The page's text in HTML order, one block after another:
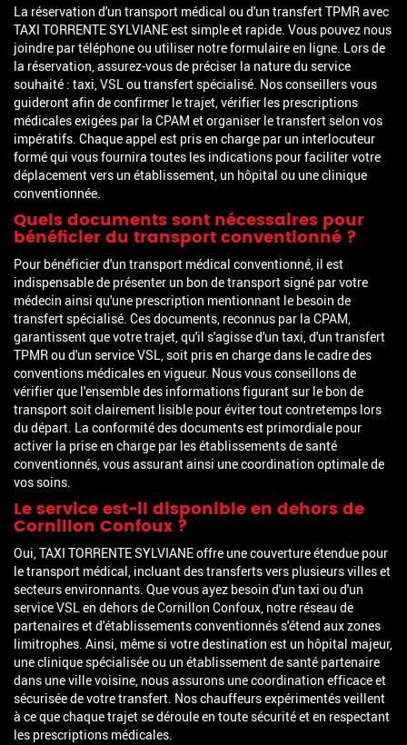
La réservation d'un transport médical ou d'un transfert TPMR avec
TAXI TORRENTE SYLVIANE est simple et rapide. Vous pouvez nous
joindre par téléphone ou utiliser notre formulaire en ligne. Lors de
la réservation, assurez-vous de préciser la nature du service
souhaité : taxi, VSL ou transfert spécialisé. Nos conseillers vous
guideront afin de confirmer le trajet, vérifier les prescriptions
médicales exigées par la CPAM et organiser le transfert selon vos
impératifs. Chaque appel est pris en charge par un interlocuteur
formé qui vous fournira toutes les indications pour faciliter votre
déplacement vers un établissement, un hôpital ou une clinique
conventionnée.
Quels documents sont nécessaires pour
bénéficier du transport conventionné ?
Pour bénéficier d'un transport médical conventionné, il est
indispensable de présenter un bon de transport signé par votre
médecin ainsi qu'une prescription mentionnant le besoin de
transfert spécialisé. Ces documents, reconnus par la CPAM,
garantissent que votre trajet, qu'il s'agisse d'un taxi, d'un transfert
TPMR ou d'un service VSL, soit pris en charge dans le cadre des
conventions médicales en vigueur. Nous vous conseillons de
vérifier que l'ensemble des informations figurant sur le bon de
transport soit clairement lisible pour éviter tout contretemps lors
du départ. La conformité des documents est primordiale pour
activer la prise en charge par les établissements de santé
conventionnés, vous assurant ainsi une coordination optimale de
vos soins.
Le service est-il disponible en dehors de
Cornillon Confoux ?
Oui, TAXI TORRENTE SYLVIANE offre une couverture étendue pour
le transport médical, incluant des transferts vers plusieurs villes et
secteurs environnants. Que vous ayez besoin d'un taxi ou d'un
service VSL en dehors de Cornillon Confoux, notre réseau de
partenaires et d'établissements conventionnés s'étend aux zones
limitrophes. Ainsi, même si votre destination est un hôpital majeur,
une clinique spécialisée ou un établissement de santé partenaire
dans une ville voisine, nous assurons une coordination efficace et
sécurisée de votre transfert. Nos chauffeurs expérimentés veillent
à ce que chaque trajet se déroule en toute sécurité et en respectant
les prescriptions médicales.